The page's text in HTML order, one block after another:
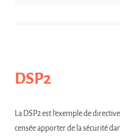
DSP2
La DSP2 est l’exemple de
censée apporter de la sécurité